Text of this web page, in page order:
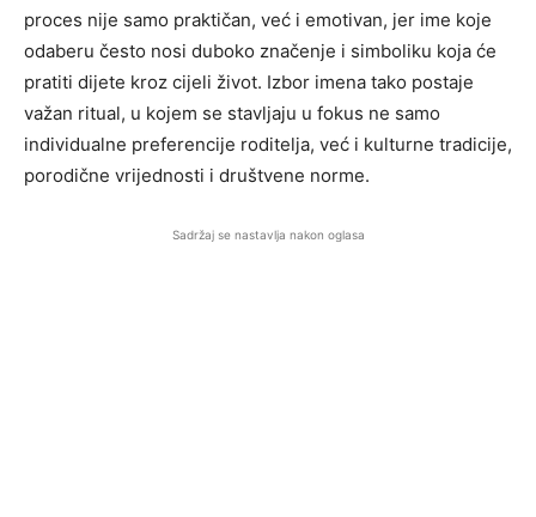
proces nije samo praktičan, već i emotivan, jer ime koje
odaberu često nosi duboko značenje i simboliku koja će
pratiti dijete kroz cijeli život. Izbor imena tako postaje
važan ritual, u kojem se stavljaju u fokus ne samo
individualne preferencije roditelja, već i kulturne tradicije,
porodične vrijednosti i društvene norme.
Sadržaj se nastavlja nakon oglasa